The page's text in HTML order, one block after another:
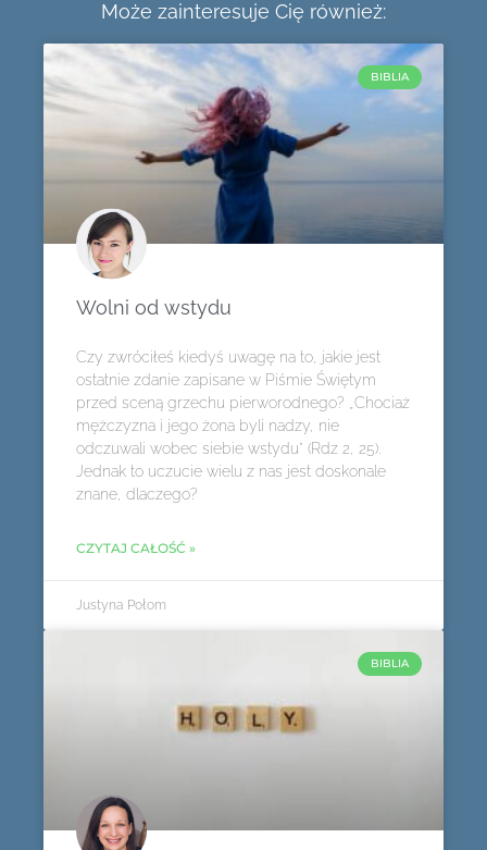
Może zainteresuje Cię również:
BIBLIA
Wolni od wstydu
Czy zwróciłeś kiedyś uwagę na to, jakie jest
ostatnie zdanie zapisane w Piśmie Świętym
przed sceną grzechu pierworodnego? „Chociaż
mężczyzna i jego żona byli nadzy, nie
odczuwali wobec siebie wstydu” (Rdz 2, 25).
Jednak to uczucie wielu z nas jest doskonale
znane, dlaczego?
CZYTAJ CAŁOŚĆ »
Justyna Połom
BIBLIA